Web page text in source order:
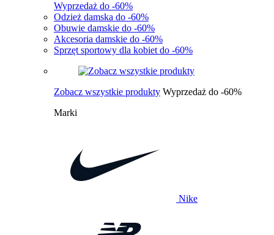
Wyprzedaż do -60%
Odzież damska do -60%
Obuwie damskie do -60%
Akcesoria damskie do -60%
Sprzęt sportowy dla kobiet do -60%
Zobacz wszystkie produkty Wyprzedaż do -60%
Marki
Nike